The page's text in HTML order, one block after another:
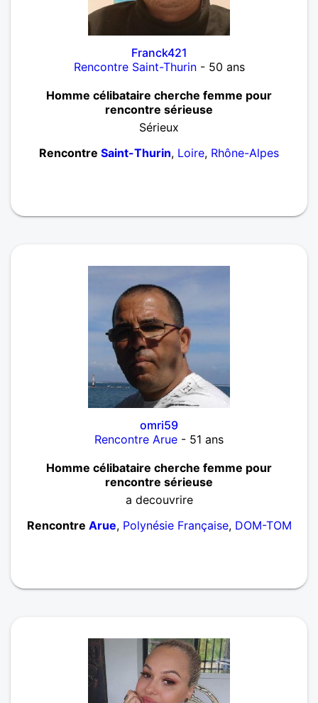
Franck421
Rencontre Saint-Thurin- 50 ans
Homme célibataire cherche femme pour
rencontre sérieuse
Sérieux
Rencontre Saint-Thurin, Loire, Rhône-Alpes
omri59
Rencontre Arue - 51 ans
Homme célibataire cherche femme pour
rencontre sérieuse
a decouvrire
Rencontre Arue, Polynésie Française, DOM-TOM